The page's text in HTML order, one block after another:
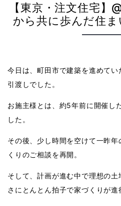
【東京・注文住宅
から共に歩んだ住
今日は、町田市で建築を進めてい
引渡しでした。
お施主様とは、約5年前に開催し
した。
その後、少し時間を空けて一昨
くりのご相談を再開。
そして、計画が進む中で理想の
さにとんとん拍子で家づくりが進